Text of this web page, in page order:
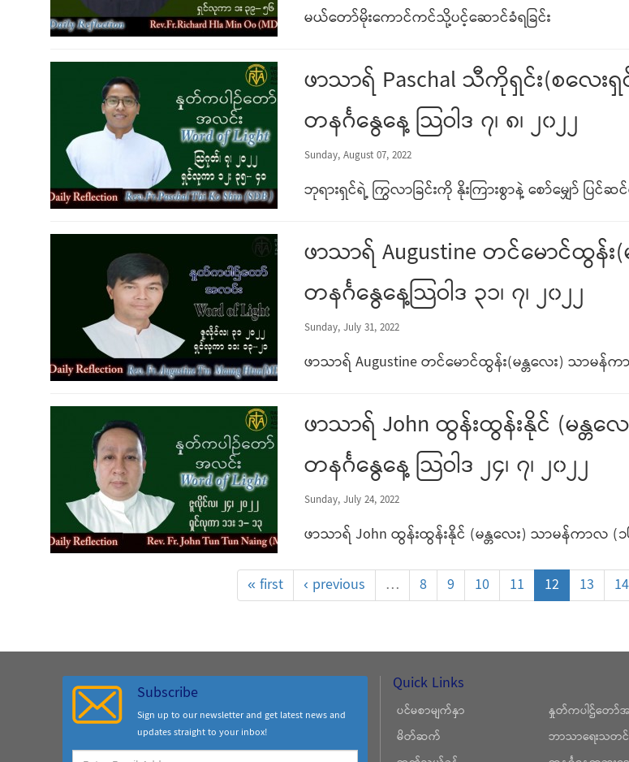
မယ်တော်မိုးကောင်ကင်သို့ပင့်ဆောင်ခံရခြင်း
ဖာသာရ် Paschal သီကိုရှင်း(စလေး
တနင်္ဂနွေနေ့ သြဝါဒ ၇၊ ၈၊ ၂၀၂၂
Sunday, August 07, 2022
ဘုရားရှင်ရဲ့ ကြွလာခြင်းကို နိုးကြားစွာနဲ့ စော်မျှော် ပြင်
ဖာသာရ် Augustine တင်မောင်ထွန်
တနင်္ဂနွေနေ့သြဝါဒ ၃၁၊ ၇၊ ၂၀၂၂
Sunday, July 31, 2022
ဖာသာရ် Augustine တင်မောင်ထွန်း(မန္တလေး) သာမန်က
ဖာသာရ် John ထွန်းထွန်းနိုင် (မန္တ
တနင်္ဂနွေနေ့ သြဝါဒ ၂၄၊ ၇၊ ၂၀၂၂
Sunday, July 24, 2022
ဖာသာရ် John ထွန်းထွန်းနိုင် (မန္တလေး) သာမန်ကာလ (၁၆
« first
‹ previous … 8 9 10 11 12 13 14
Subscribe
Sign up to our newsletter and get latest news and
updates straight to your inbox!
Quick Links
ပင်မစာမျက်နှာ
မိတ်ဆက်
နှုတ်ကပါဌ်တော်
ဘာသာရေးသတင်